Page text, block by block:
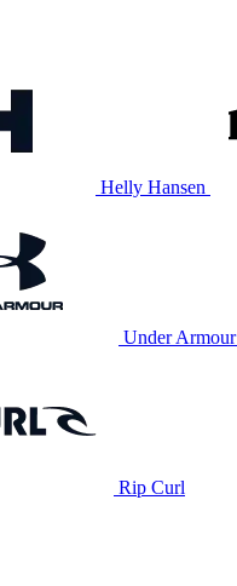
Helly Hansen
Under Armour
Rip Curl